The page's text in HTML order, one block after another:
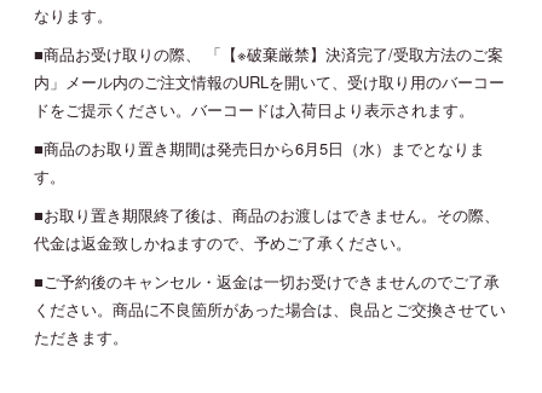
なります。
■商品お受け取りの際、 「【※破棄厳禁】決済完了/受取方法のご案
内」メール内のご注文情報のURLを開いて、受け取り用のバーコー
ドをご提示ください。バーコードは入荷日より表示されます。
■商品のお取り置き期間は発売日から6月5日（水）までとなりま
す。
■お取り置き期限終了後は、商品のお渡しはできません。その際、
代金は返金致しかねますので、予めご了承ください。
■ご予約後のキャンセル・返金は一切お受けできませんのでご了承
ください。商品に不良箇所があった場合は、良品とご交換させてい
ただきます。